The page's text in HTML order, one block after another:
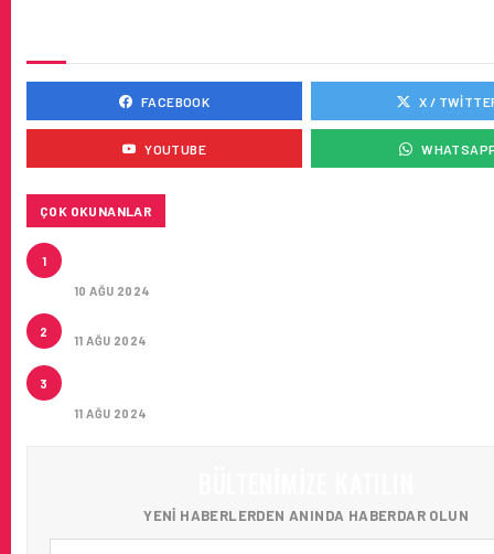
FACEBOOK X /
YOUTUBE
ÇOK OKUNANLAR
1
10 AĞU 2024
2
11 AĞU 2024
3
11 AĞU 2024
YENI HABERLERDEN ANINDA HABERDAR OLUN